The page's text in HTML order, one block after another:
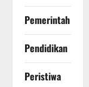
Pemerintah
Pendidikan
Peristiwa